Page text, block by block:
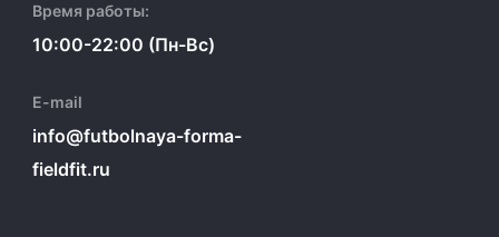
Время работы:
10:00-22:00 (Пн-Вс)
E-mail
info@futbolnaya-forma-
fieldfit.ru